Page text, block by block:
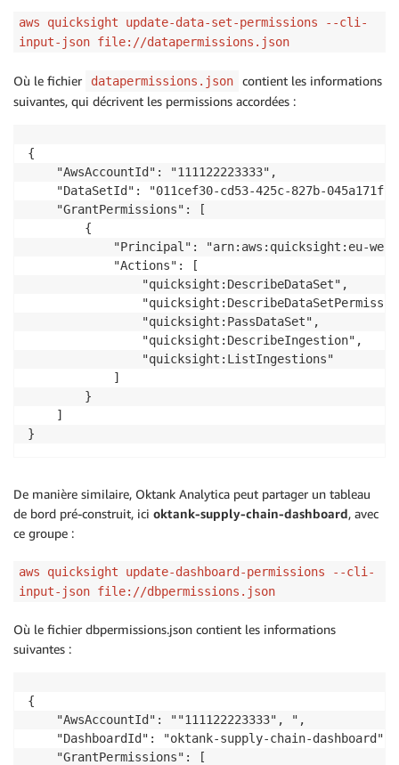
aws quicksight update-data-set-permissions --cli-
input-json file://datapermissions.json
Où le fichier datapermissions.json
contient les informations
suivantes, qui décrivent les permissions accordées :
{
    "AwsAccountId": "111122223333",
"DataSetId": "011cef30-cd53-425c-827b-
    "GrantPermissions": [
        {
"Principal": "arn:aws:quicksight:eu-
            "Actions": [
                "quicksight:DescribeDataSet",
                "quicksight:PassDataSet",
                "quicksight:DescribeIngestion",
                "quicksight:ListIngestions"
            ]
        }
    ]
}
De manière similaire, Oktank Analytica peut partager un tableau
de bord pré-construit, ici oktank-supply-chain-dashboard, avec
ce groupe :
aws quicksight update-dashboard-permissions --cli-
input-json file://dbpermissions.json
Où le fichier dbpermissions.json contient les informations
suivantes :
{
    "AwsAccountId": ""111122223333", ",
    "DashboardId": "oktank-supply-chain-dashboard",
    "GrantPermissions": [